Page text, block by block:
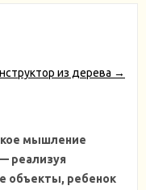
из дерева →
мышление
реализуя
объекты, ребенок